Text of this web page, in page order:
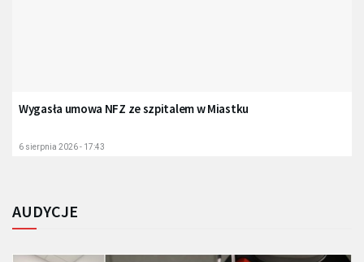
Wygasła umowa NFZ ze szpitalem w Miastku
6 sierpnia 2026 - 17:43
AUDYCJE